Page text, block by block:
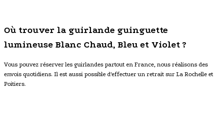
Où trouver la guirlande guinguette
lumineuse Blanc Chaud, Bleu et Violet ?
Vous pouvez réserver les guirlandes partout en France, nous réalisons des
envois quotidiens. Il est aussi possible d'effectuer un retrait sur La Rochelle et
Poitiers.